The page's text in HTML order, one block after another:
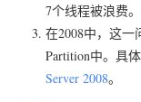
7个线程被浪费。
在2008中，这
Partition中。具
Server 2008。